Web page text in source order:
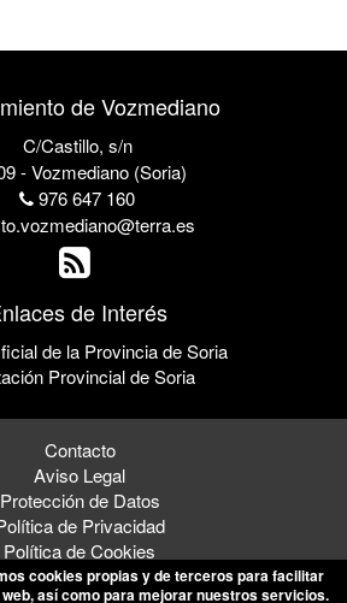
de Vozmediano
C/Castillo, s/n
- Vozmediano (Soria)
976 647 160
de Interés
de la Provincia de Soria
Provincial de Soria
Contacto
Aviso Legal
Protección de Datos
de Privacidad
Política de Cookies
cookies propias y de terceros para facilitar
así como para mejorar nuestros servicios.